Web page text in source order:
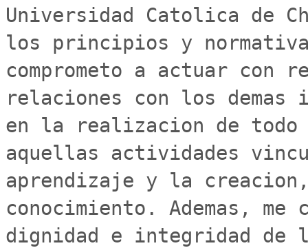
Universidad Catolica de
los principios y
comprometo a actuar con
relaciones con los demas
en la realizacion de
aquellas actividades
aprendizaje y la
conocimiento. Ademas,
dignidad e integridad de